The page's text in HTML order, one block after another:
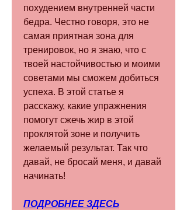
похудением внутренней части
бедра. Честно говоря, это не
самая приятная зона для
тренировок, но я знаю, что с
твоей настойчивостью и моими
советами мы сможем добиться
успеха. В этой статье я
расскажу, какие упражнения
помогут сжечь жир в этой
проклятой зоне и получить
желаемый результат. Так что
давай, не бросай меня, и давай
начинать!
ПОДРОБНЕЕ ЗДЕСЬ